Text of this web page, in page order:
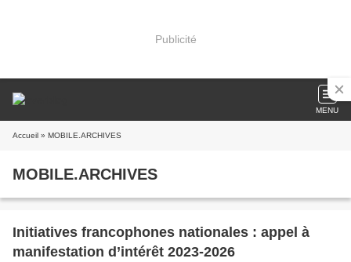
Publicité
MENU
Accueil » MOBILE.ARCHIVES
MOBILE.ARCHIVES
Initiatives francophones nationales : appel à
manifestation d’intérêt 2023-2026